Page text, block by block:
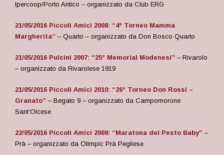
Ipercoop/Porto Antico – organizzato da Club ERG
21/05/2016 Piccoli Amici 2008: “4° Torneo Mamma
Margherita” – Quarto – organizzato da Don Bosco Quarto
21/05/2016 Pulcini 2007: “25° Memorial Modenesi” – Rivarolo
– organizzato da Rivarolese 1919
21/05/2016 Piccoli Amici 2010: “26° Torneo Don Rossi –
Granato” – Begato 9 – organizzato da Campomorone
Sant’Olcese
22/05/2016 Piccoli Amici 2009: “Maratona del Pesto Baby” –
Prà – organizzato da Olimpic Prà Pegliese